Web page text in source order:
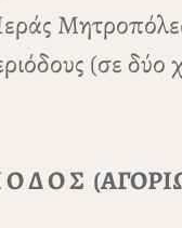
(σε δύο
Ο Δ Ο Σ